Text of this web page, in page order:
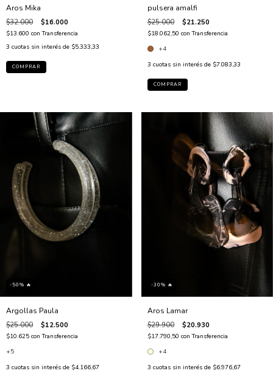
Aros Mika
$32.000 $16.000
$13.600 con Transferencia
3 cuotas sin interés de $5.333,33
pulsera amalfi
$25.000 $21.250
$18.062,50 con Transferencia
+4
3 cuotas sin interés de $7.083,33
COMPRAR
-50% 🔥
Argollas Paula
$25.000 $12.500
$10.625 con Transferencia
+5
3 cuotas sin interés de $4.166,67
-30% 🔥
Aros Lamar
$29.900 $20.930
$17.790,50 con Transferencia
+4
3 cuotas sin interés de $6.976,67